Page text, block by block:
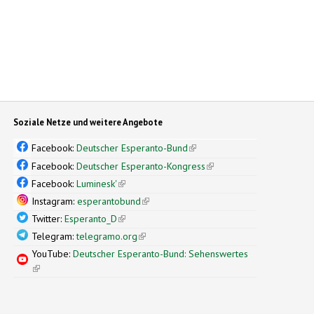
Soziale Netze und weitere Angebote
Facebook:Deutscher Esperanto-Bund(link is external)
Facebook:Deutscher Esperanto-Kongress(link is external)
Facebook:Luminesk'(link is external)
Instagram:esperantobund(link is external)
Twitter:Esperanto_D(link is external)
Telegram:telegramo.org(link is external)
YouTube:Deutscher Esperanto-Bund: Sehenswertes
(link is external)